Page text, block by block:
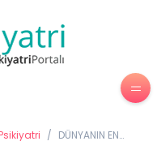
/ DÜNYANIN EN